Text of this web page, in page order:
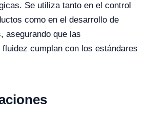
Se utiliza tanto en el control
como en el desarrollo de
asegurando que las
cumplan con los estándares